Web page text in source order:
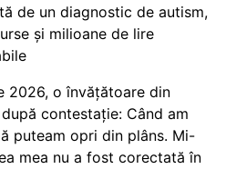
de un diagnostic de autism,
și milioane de lire
2026, o învățătoare din
contestație: Când am
puteam opri din plâns. Mi-
mea nu a fost corectată în